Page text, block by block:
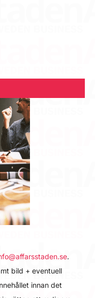
.
bild + eventuell
innan det